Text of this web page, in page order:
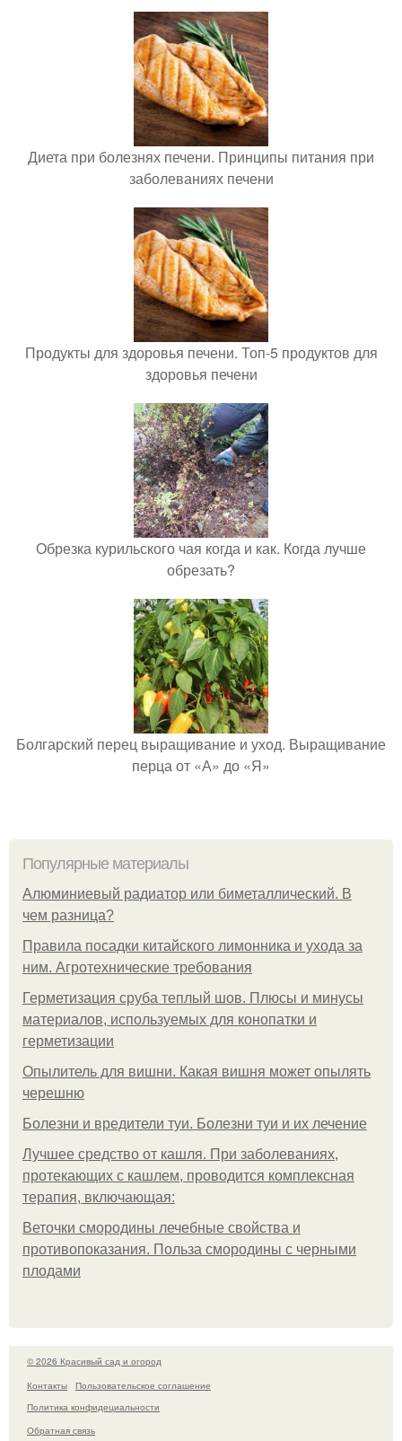
Диета при болезнях печени. Принципы питания при
заболеваниях печени
Продукты для здоровья печени. Топ-5 продуктов для
здоровья печени
Обрезка курильского чая когда и как. Когда лучше
обрезать?
Болгарский перец выращивание и уход. Выращивание
перца от «А» до «Я»
Популярные материалы
Алюминиевый радиатор или биметаллический. В
чем разница?
Правила посадки китайского лимонника и ухода за
ним. Агротехнические требования
Герметизация сруба теплый шов. Плюсы и минусы
материалов, используемых для конопатки и
герметизации
Опылитель для вишни. Какая вишня может опылять
черешню
Болезни и вредители туи. Болезни туи и их лечение
Лучшее средство от кашля. При заболеваниях,
протекающих с кашлем, проводится комплексная
терапия, включающая:
Веточки смородины лечебные свойства и
противопоказания. Польза смородины с черными
плодами
© 2026 Красивый сад и огород
Контакты
Пользовательское соглашение
Политика конфидециальности
Обратная связь